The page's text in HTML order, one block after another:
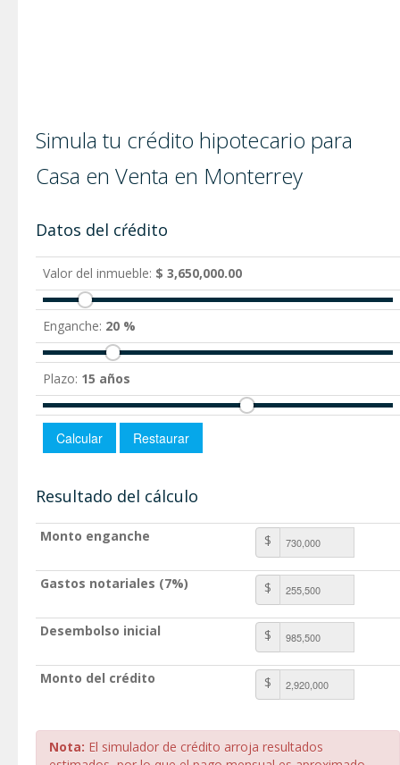
Simula tu crédito hipotecario para
Casa en Venta en Monterrey
Datos del cŕédito
Valor del inmueble: $ 3,650,000.00
Enganche: 20 %
Plazo: 15 años
Resultado del cálculo
Monto enganche $
Gastos notariales (7%) $
Desembolso inicial $
Monto del crédito $
Nota: El simulador de crédito arroja resultados